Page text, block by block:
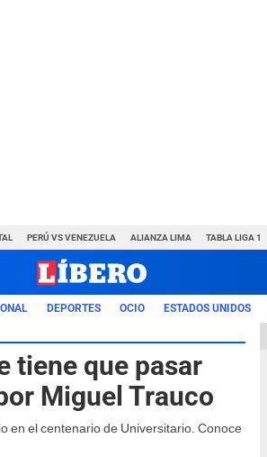
PERÚ VS VENEZUELA ALIANZA LIMA TABLA LIGA 1
DEPORTES OCIO ESTADOS UNIDOS
tiene que pasar
Miguel Trauco
en el centenario de Universitario. Conoce